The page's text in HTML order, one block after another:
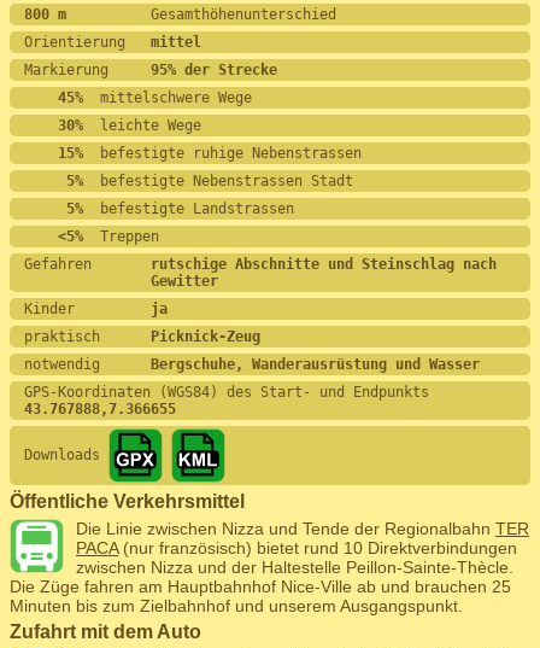
800 m Gesamthöhenunterschied
Orientierung mittel
Markierung 95% der Strecke
    45%
  mittelschwere Wege
    30%
  leichte Wege
    15%
  befestigte ruhige Nebenstrassen
     5%
  befestigte Nebenstrassen Stadt
     5%
  befestigte Landstrassen
    <5%
  Treppen
Gefahren rutschige Abschnitte und Steinschlag nach
Gewitter
Kinder ja
praktisch
Picknick-Zeug
notwendig
Bergschuhe, Wanderausrüstung und Wasser
GPS-Koordinaten (WGS84) des Start- und Endpunkts
43.767888,7.366655
Downloads
Öffentliche Verkehrsmittel
Die Linie zwischen Nizza und Tende der Regionalbahn TER
PACA(nur französisch) bietet rund 10 Direktverbindungen
zwischen Nizza und der Haltestelle Peillon-Sainte-Thècle.
Die Züge fahren am Hauptbahnhof Nice-Ville ab und brauchen 25
Minuten bis zum Zielbahnhof und unserem Ausgangspunkt.
Zufahrt mit dem Auto